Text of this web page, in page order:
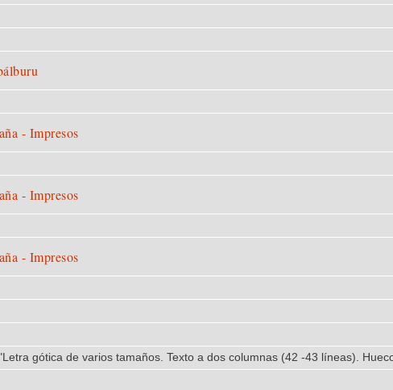
- Impresos
- Impresos
- Impresos
gótica de varios tamaños. Texto a dos columnas (42 -43 líneas).